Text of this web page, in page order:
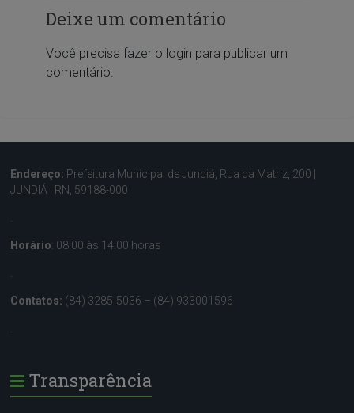
Deixe um comentário
Você precisa fazer o login para publicar um
comentário.
Endereço: Prefeitura Municipal de Jundiá, Rua da Matriz, 200 |
JUNDIÁ | RN, 59188-000
.
Horário: 08:00 às 14:00 horas
.
Contatos: (84) 3285-5036 – (84) 933001596
.
Transparência